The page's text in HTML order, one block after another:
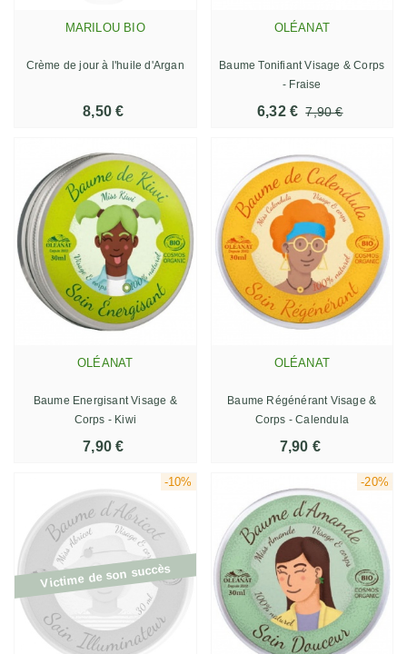
MARILOU BIO
Crème de jour à l'huile d'Argan
8,50 €
OLÉANAT
Baume Tonifiant Visage & Corps
- Fraise
6,32 € 7,90 €
OLÉANAT
Baume Energisant Visage &
Corps - Kiwi
7,90 €
OLÉANAT
Baume Régénérant Visage &
Corps - Calendula
7,90 €
-10%
Victime de son succès
-20%